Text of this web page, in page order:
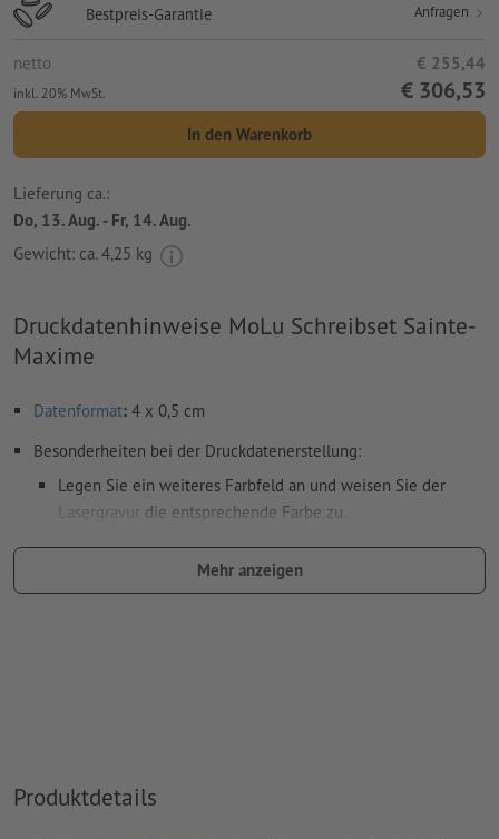
Bestpreis-Garantie Anfragen
netto € 255,44
inkl. 20% MwSt. € 306,53
In den Warenkorb
Lieferung ca.:
Do, 13. Aug. - Fr, 14. Aug.
Gewicht: ca. 4,25 kg
Druckdatenhinweise MoLu Schreibset Sainte-
Maxime
Datenformat: 4 x 0,5 cm
Besonderheiten bei der Druckdatenerstellung:
Legen Sie ein weiteres Farbfeld an und weisen Sie der
Lasergravur die entsprechende Farbe zu.
Benennung des Farbfelds: "Laser"
Weitere Informationen und Tipps zu
Mehr anzeigen
Produktdetails